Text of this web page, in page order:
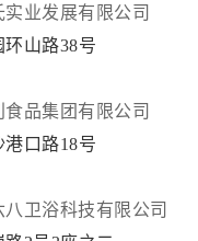
业发展有限公司
山路38号
食品集团有限公司
口路18号
八卫浴科技有限公司